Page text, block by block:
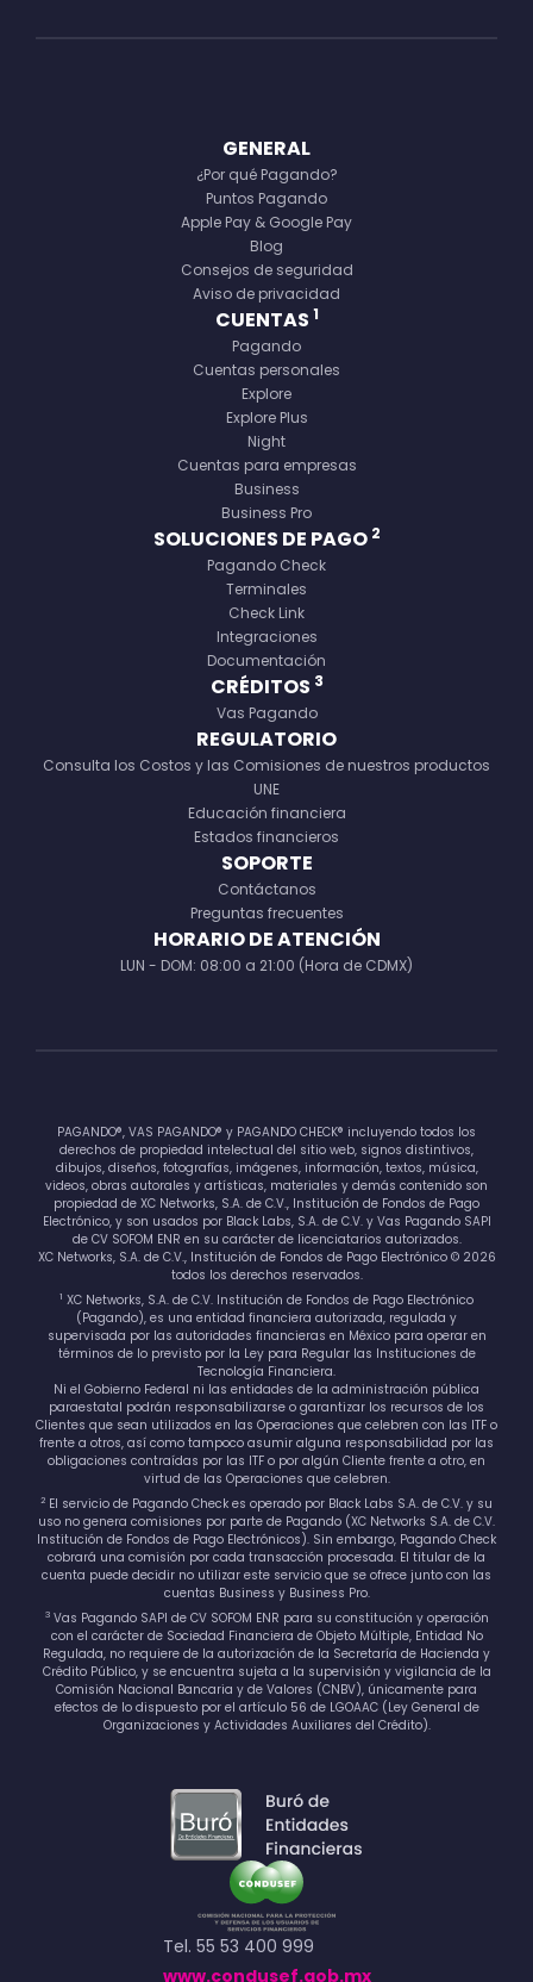
GENERAL
¿Por qué Pagando?
Puntos Pagando
Apple Pay & Google Pay
Blog
Consejos de seguridad
Aviso de privacidad
CUENTAS 1
Pagando
Cuentas personales
Explore
Explore Plus
Night
Cuentas para empresas
Business
Business Pro
SOLUCIONES DE PAGO 2
Pagando Check
Terminales
Check Link
Integraciones
Documentación
CRÉDITOS 3
Vas Pagando
REGULATORIO
Consulta los Costos y las Comisiones de nuestros productos
UNE
Educación financiera
Estados financieros
SOPORTE
Contáctanos
Preguntas frecuentes
HORARIO DE ATENCIÓN
LUN - DOM: 08:00 a 21:00 (Hora de CDMX)
PAGANDO®, VAS PAGANDO® y PAGANDO CHECK® incluyendo todos los
derechos de propiedad intelectual del sitio web, signos distintivos,
dibujos, diseños, fotografías, imágenes, información, textos, música,
videos, obras autorales y artísticas, materiales y demás contenido son
propiedad de XC Networks, S.A. de C.V., Institución de Fondos de Pago
Electrónico, y son usados por Black Labs, S.A. de C.V. y Vas Pagando SAPI
de CV SOFOM ENR en su carácter de licenciatarios autorizados.
XC Networks, S.A. de C.V., Institución de Fondos de Pago Electrónico © 2026
todos los derechos reservados.
1 XC Networks, S.A. de C.V. Institución de Fondos de Pago Electrónico
(Pagando), es una entidad financiera autorizada, regulada y
supervisada por las autoridades financieras en México para operar en
términos de lo previsto por la Ley para Regular las Instituciones de
Tecnología Financiera.
Ni el Gobierno Federal ni las entidades de la administración pública
paraestatal podrán responsabilizarse o garantizar los recursos de los
Clientes que sean utilizados en las Operaciones que celebren con las ITF o
frente a otros, así como tampoco asumir alguna responsabilidad por las
obligaciones contraídas por las ITF o por algún Cliente frente a otro, en
virtud de las Operaciones que celebren.
2 El servicio de Pagando Check es operado por Black Labs S.A. de C.V. y su
uso no genera comisiones por parte de Pagando (XC Networks S.A. de C.V.
Institución de Fondos de Pago Electrónicos). Sin embargo, Pagando Check
cobrará una comisión por cada transacción procesada. El titular de la
cuenta puede decidir no utilizar este servicio que se ofrece junto con las
cuentas Business y Business Pro.
3Vas Pagando SAPI de CV SOFOM ENR para su constitución y operación
con el carácter de Sociedad Financiera de Objeto Múltiple, Entidad No
Regulada, no requiere de la autorización de la Secretaría de Hacienda y
Crédito Público, y se encuentra sujeta a la supervisión y vigilancia de la
Comisión Nacional Bancaria y de Valores (CNBV), únicamente para
efectos de lo dispuesto por el artículo 56 de LGOAAC (Ley General de
Organizaciones y Actividades Auxiliares del Crédito).
Tel. 55 53 400 999
www.condusef.gob.mx